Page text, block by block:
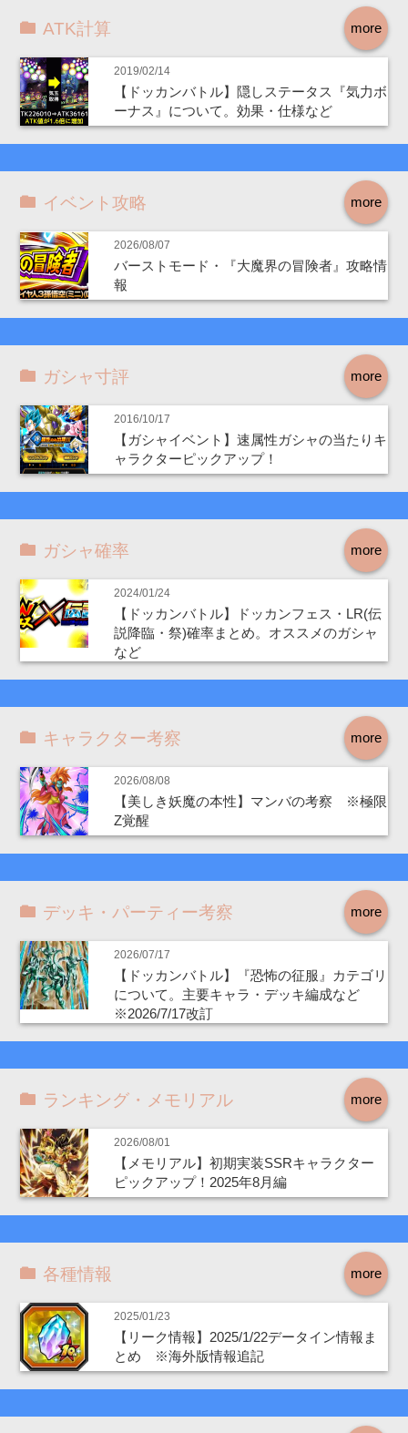
more
ATK計算
2019/02/14
【ドッカンバトル】隠しステータス『気力ボ
ーナス』について。効果・仕様など
more
イベント攻略
2026/08/07
バーストモード・『大魔界の冒険者』攻略情
報
more
ガシャ寸評
2016/10/17
【ガシャイベント】速属性ガシャの当たりキ
ャラクターピックアップ！
more
ガシャ確率
2024/01/24
【ドッカンバトル】ドッカンフェス・LR(伝
説降臨・祭)確率まとめ。オススメのガシャ
など
more
キャラクター考察
2026/08/08
【美しき妖魔の本性】マンバの考察 ※極限
Z覚醒
more
デッキ・パーティー考察
2026/07/17
【ドッカンバトル】『恐怖の征服』カテゴリ
について。主要キャラ・デッキ編成など
※2026/7/17改訂
more
ランキング・メモリアル
2026/08/01
【メモリアル】初期実装SSRキャラクター
ピックアップ！2025年8月編
more
各種情報
2025/01/23
【リーク情報】2025/1/22データイン情報ま
とめ ※海外版情報追記